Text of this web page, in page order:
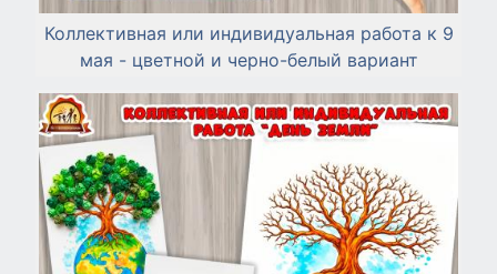
Коллективная или индивидуальная работа к 9
мая - цветной и черно-белый вариант